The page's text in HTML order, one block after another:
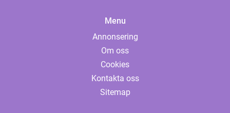
Menu
Annonsering
Om oss
Cookies
Kontakta oss
Sitemap